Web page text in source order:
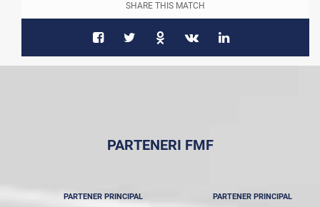
SHARE THIS MATCH
PARTENERI FMF
PARTENER PRINCIPAL PARTENER PRINCIPAL